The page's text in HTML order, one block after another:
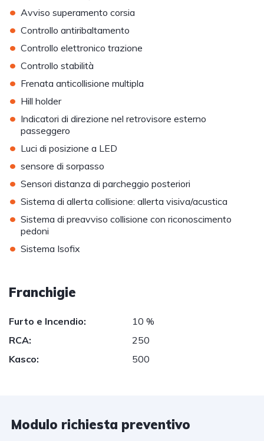
• Avviso superamento corsia
• Controllo antiribaltamento
• Controllo elettronico trazione
• Controllo stabilità
• Frenata anticollisione multipla
• Hill holder
• Indicatori di direzione nel retrovisore esterno
passeggero
• Luci di posizione a LED
• sensore di sorpasso
• Sensori distanza di parcheggio posteriori
• Sistema di allerta collisione: allerta visiva/acustica
• Sistema di preavviso collisione con riconoscimento
pedoni
• Sistema Isofix
Franchigie
Furto e Incendio:
10 %
RCA:
250
Kasco:
500
Modulo richiesta preventivo